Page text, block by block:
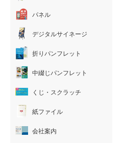
パネル
デジタルサイネージ
折りパンフレット
中綴じパンフレット
くじ・スクラッチ
紙ファイル
会社案内